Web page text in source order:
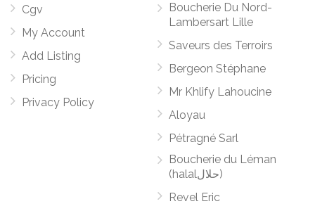
Cgv
My Account
Add Listing
Pricing
Privacy Policy
Boucherie Du Nord-
Lambersart Lille
Saveurs des Terroirs
Bergeon Stéphane
Mr Khlify Lahoucine
Aloyau
Pétragné Sarl
Boucherie du Léman
(halalحلال)
Revel Eric